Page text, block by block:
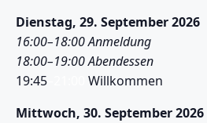
Dienstag, 29. September 2026
16:00–18:00 Anmeldung
18:00–19:00 Abendessen
19:45
Willkommen
Mittwoch, 30. September 2026